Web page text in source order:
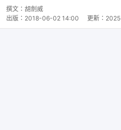
撰文： 胡劍威
出版： 2018-06-02 14:00 更新：